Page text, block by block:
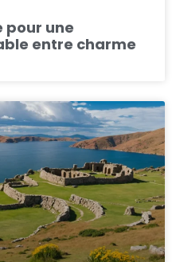
pour une
entre charme